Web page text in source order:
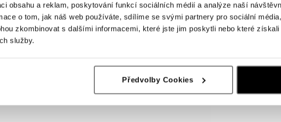
obsahu a reklam, poskytování funkcí sociálních médií a analýze naší
o tom, jak náš web používáte, sdílíme se svými partnery pro sociální
zkombinovat s dalšími informacemi, které jste jim poskytli nebo které
služby.
Předvolby Cookies